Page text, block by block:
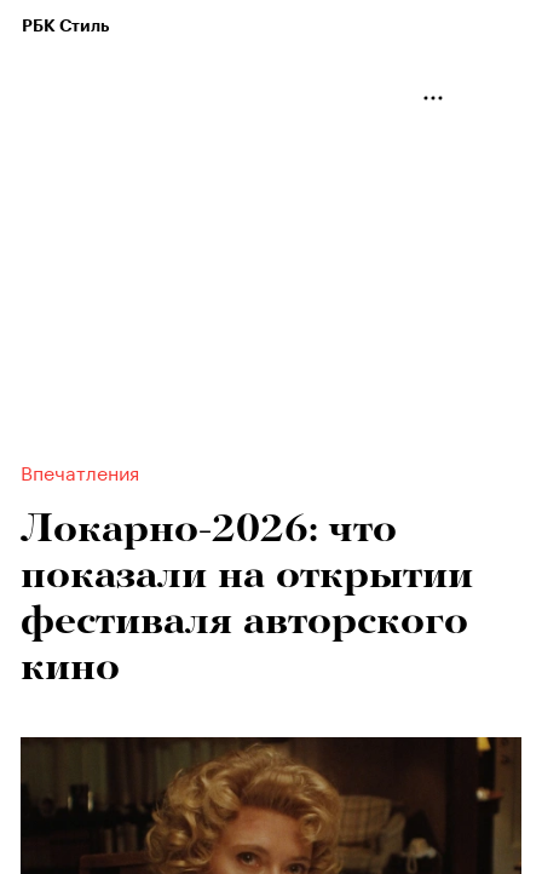
РБК Стиль
Впечатления
Локарно-2026: что
показали на открытии
фестиваля авторского
кино